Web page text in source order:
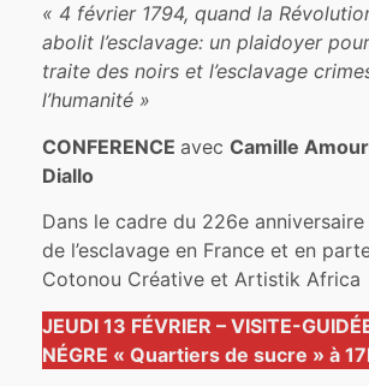
« 4 février 1794, quand la
abolit l’esclavage: un plaidoyer
traite des noirs et l’esclavage
l’humanité »
CONFERENCE avecCamille
Diallo
Dans le cadre du 226e
de l’esclavage en France et en
Cotonou Créative et Artistik Africa
JEUDI 13 FÉVRIER – VISITE-
NÉGRE « Quartiers de sucre » à